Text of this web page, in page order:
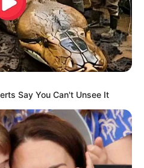
suatu saat keduanya harus
dan 2 (2017 & 2018)
Say You Can't Unsee It